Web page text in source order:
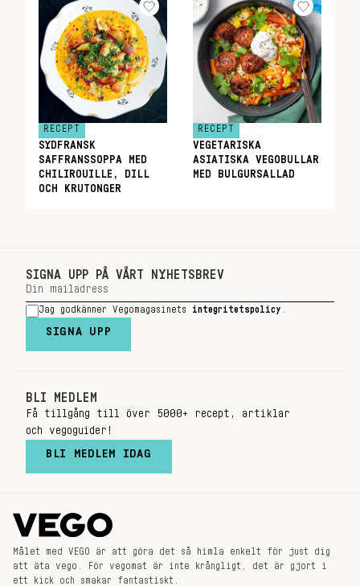
RECEPT
SYDFRANSK
SAFFRANSSOPPA MED
CHILIROUILLE, DILL
OCH KRUTONGER
RECEPT
VEGETARISKA
ASIATISKA VEGOBULLAR
MED BULGURSALLAD
SIGNA UPP PÅ VÅRT NYHETSBREV
Jag godkänner Vegomagasinets integritetspolicy
SIGNA UPP
BLI MEDLEM
Få tillgång till över 5000+ recept, artiklar
och vegoguider!
BLI MEDLEM IDAG
Målet med VEGO är att göra det så himla enkelt för just dig
att äta vego. För vegomat är inte krångligt, det är gjort i
ett kick och smakar fantastiskt.